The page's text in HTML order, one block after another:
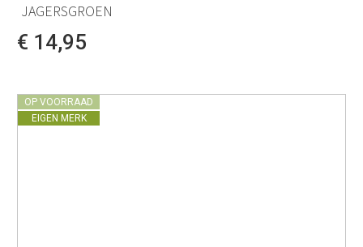
JAGERSGROEN
€ 14,95
OP VOORRAAD
EIGEN MERK